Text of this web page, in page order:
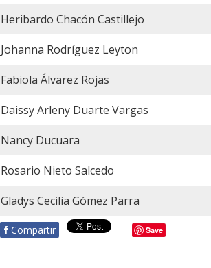
Heribardo Chacón Castillejo
Johanna Rodríguez Leyton
Fabiola Álvarez Rojas
Daissy Arleny Duarte Vargas
Nancy Ducuara
Rosario Nieto Salcedo
Gladys Cecilia Gómez Parra
f Compartir Save